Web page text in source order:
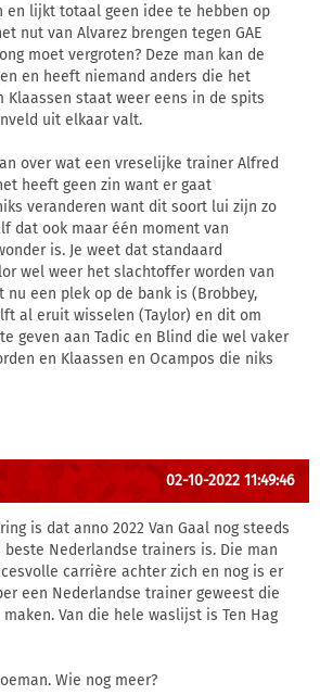
en lijkt totaal geen idee te hebben op
nut van Alvarez brengen tegen GAE
moet vergroten? Deze man kan de
en heeft niemand anders die het
Klaassen staat weer eens in de spits
uit elkaar valt.
over wat een vreselijke trainer Alfred
heeft geen zin want er gaat
veranderen want dit soort lui zijn zo
dat ook maar één moment van
is. Je weet dat standaard
wel weer het slachtoffer worden van
nu een plek op de bank is (Brobbey,
al eruit wisselen (Taylor) en dit om
geven aan Tadic en Blind die wel vaker
en Klaassen en Ocampos die niks
02-10-2022 11:49:46
is dat anno 2022 Van Gaal nog steeds
beste Nederlandse trainers is. Die man
carrière achter zich en nog is er
een Nederlandse trainer geweest die
Van die hele waslijst is Ten Hag
Wie nog meer?